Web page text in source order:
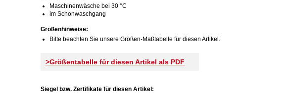
Maschinenwäsche bei 30 °C
im Schonwaschgang
Größenhinweise:
Bitte beachten Sie unsere Größen-Maßtabelle für diesen Artikel.
>Größentabelle für diesen Artikel als PDF
Siegel bzw. Zertifikate für diesen Artikel: